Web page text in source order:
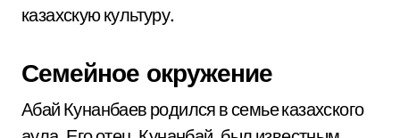
казахскую культуру.
Семейное окружение
Абай Кунанбаев родился в семье казахского